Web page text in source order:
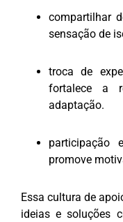
compartilhar
sensação de
troca de
fortalece a
adaptação.
participação
promove
Essa cultura de
ideias e soluções